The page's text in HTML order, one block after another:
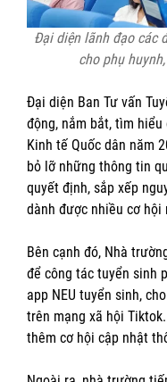
Đại diện lãnh đạo các
cho phụ
Đại diện Ban Tư vấn
động, nắm bắt, tìm
Kinh tế Quốc dân năm
bỏ lỡ những thông tin
quyết định, sắp xếp
dành được nhiều cơ hội
Bên cạnh đó, Nhà
để công tác tuyển sinh
app NEU tuyển sinh,
trên mạng xã hội
thêm cơ hội cập nhật